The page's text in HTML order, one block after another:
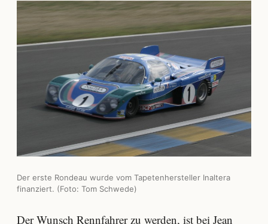
Der erste Rondeau wurde vom Tapetenhersteller Inaltera
finanziert. (Foto: Tom Schwede)
Der Wunsch Rennfahrer zu werden, ist bei Jean